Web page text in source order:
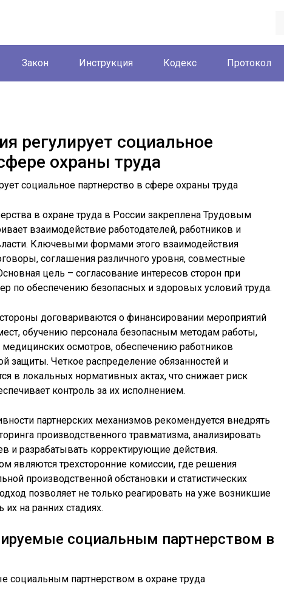
Закон Инструкция Кодекс Протокол
регулирует социальное
охраны труда
в охране труда в России закреплена Трудовым
взаимодействие работодателей, работников и
Ключевыми формами этого взаимодействия
соглашения различного уровня, совместные
цель – согласование интересов сторон при
по обеспечению безопасных и здоровых условий труда.
договариваются о финансировании мероприятий
обучению персонала безопасным методам работы,
осмотров, обеспечению работников
защиты. Четкое распределение обязанностей и
в локальных нормативных актах, что снижает риск
контроль за их исполнением.
партнерских механизмов рекомендуется внедрять
производственного травматизма, анализировать
и разрабатывать корректирующие действия.
являются трехсторонние комиссии, где решения
производственной обстановки и статистических
позволяет не только реагировать на уже возникшие
на ранних стадиях.
социальным партнерством в